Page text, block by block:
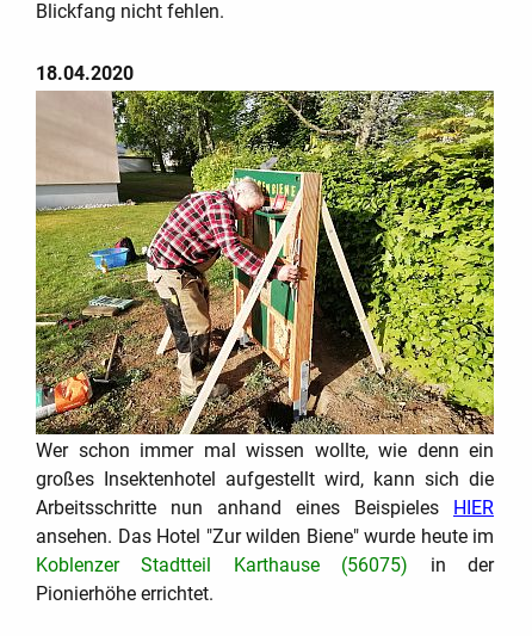
Blickfang nicht fehlen.
18.04.2020
Wer schon immer mal wissen wollte, wie denn ein
großes Insektenhotel aufgestellt wird, kann sich die
Arbeitsschritte nun anhand eines Beispieles HIER
ansehen. Das Hotel "Zur wilden Biene" wurde heute im
Koblenzer Stadtteil Karthause (56075) in der
Pionierhöhe errichtet.